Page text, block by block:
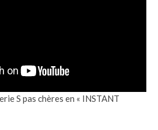
S pas chères en « INSTANT